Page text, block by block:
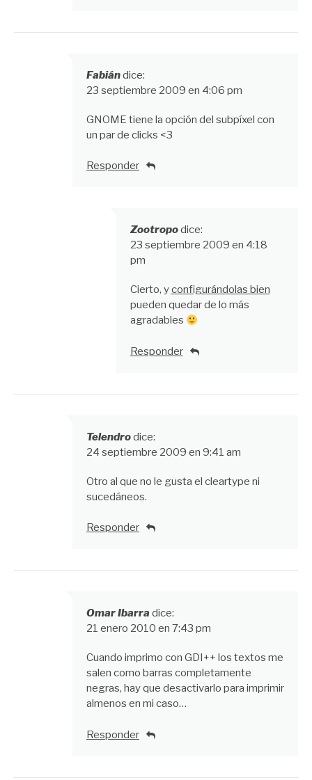
Fabiándice:
23 septiembre 2009 en 4:06 pm
GNOME tiene la opción del subpíxel con
un par de clicks <3
Responder
Zootropodice:
23 septiembre 2009 en 4:18
pm
Cierto, yconfigurándolas bien
pueden quedar de lo más
agradables
Responder
Telendrodice:
24 septiembre 2009 en 9:41 am
Otro al que no le gusta el cleartype ni
sucedáneos.
Responder
Omar Ibarra dice:
21 enero 2010 en 7:43 pm
Cuando imprimo con GDI++ los textos me
salen como barras completamente
negras, hay que desactivarlo para imprimir
almenos en mi caso…
Responder